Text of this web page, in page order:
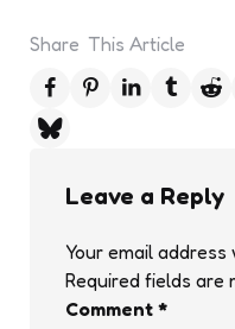
Share This Article
Leave a Reply
Your email
Required fields are
Comment *